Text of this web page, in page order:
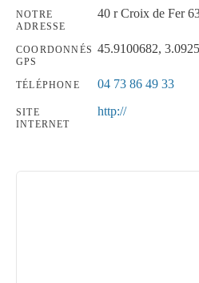
NOTRE
ADRESSE
40 r Croix de Fer
COORDONNÉS
GPS
45.9100682,
TÉLÉPHONE 04 73 86 49 33
SITE
INTERNET
http://